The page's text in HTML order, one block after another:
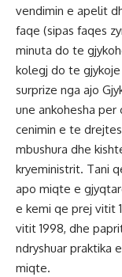
vendimin e apelit
faqe (sipas faqes
minuta do te
kolegj do te
surprize nga ajo
une ankohesha
cenimin e te
mbushura dhe
kryeministrit. Tani
apo miqte e
e kemi qe prej vitit
vitit 1998, dhe
ndryshuar praktika
miqte.